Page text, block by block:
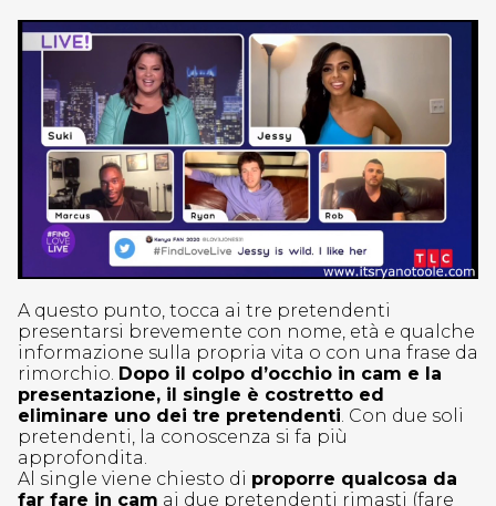
A questo punto, tocca ai tre pretendenti
presentarsi brevemente con nome, età e qualche
informazione sulla propria vita o con una frase da
rimorchio. Dopo il colpo d’occhio in cam e la
presentazione, il single è costretto ed
eliminare uno dei tre pretendenti . Con due soli
pretendenti, la conoscenza si fa più
approfondita.
Al single viene chiesto di proporre qualcosa da
far fare in cam ai due pretendenti rimasti (fare